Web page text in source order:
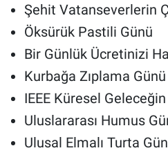
Şehit Vatanseverlerin
Öksürük Pastili Günü
Bir Günlük Ücretinizi
Kurbağa Zıplama Günü
IEEE Küresel
Uluslararası Humus
Ulusal Elmalı Turta